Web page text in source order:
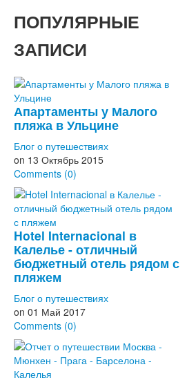
ПОПУЛЯРНЫЕ
ЗАПИСИ
Апартаменты у Малого
пляжа в Ульцине
Блог о путешествиях
on 13 Октябрь 2015
Comments (0)
Hotel Internacional в
Калелье - отличный
бюджетный отель рядом с
пляжем
Блог о путешествиях
on 01 Май 2017
Comments (0)